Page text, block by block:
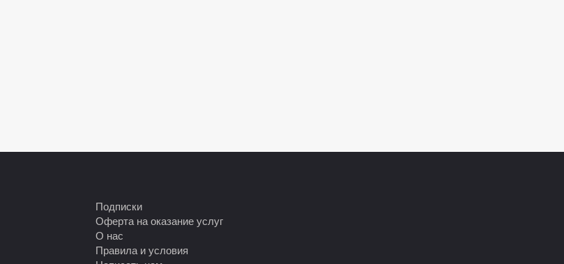
Подписки
Оферта на оказание услуг
О нас
Правила и условия